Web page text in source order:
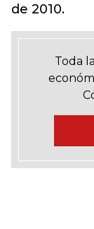
de 2010.
Toda